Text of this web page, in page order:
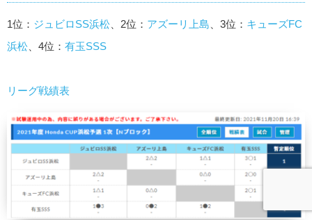
1位： ジュビロSS浜松 、2位： アズーリ上島 、3位： キューズFC
浜松 、4位： 有玉SSS
リーグ戦績表